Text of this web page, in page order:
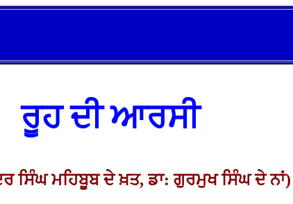
ਰੂਹ ਦੀ ਆਰਸੀ
ਸਿੰਘ ਮਹਿਬੂਬ ਦੇ ਖ਼ਤ, ਡਾ: ਗੁਰਮੁਖ ਸਿੰਘ ਦੇ ਨਾਂ)